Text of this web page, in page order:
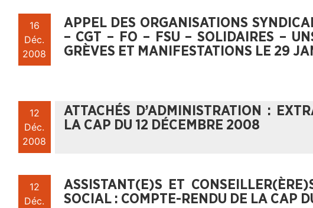
16
Déc.
2008
APPEL DES ORGANISATIONS
– CGT – FO – FSU – SOLIDAIRES –
GRÈVES ET MANIFESTATIONS LE 29
12
Déc.
2008
ATTACHÉS D’ADMINISTRATION :
LA CAP DU 12 DÉCEMBRE 2008
12
Déc.
ASSISTANT(E)S ET
SOCIAL : COMPTE-RENDU DE LA CAP